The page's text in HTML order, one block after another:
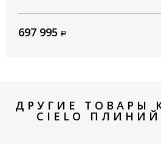
697 995
ДРУГИЕ ТОВАРЫ
CIELO